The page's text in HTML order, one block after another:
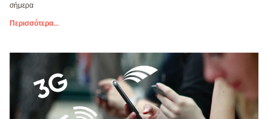
σήμερα
Περισσότερα...